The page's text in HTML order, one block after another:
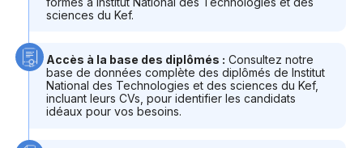
sciences du Kef.
Accès à la base des diplômés : Consultez notre
base de données complète des diplômés de Institut
National des Technologies et des sciences du Kef,
incluant leurs CVs, pour identifier les candidats
idéaux pour vos besoins.